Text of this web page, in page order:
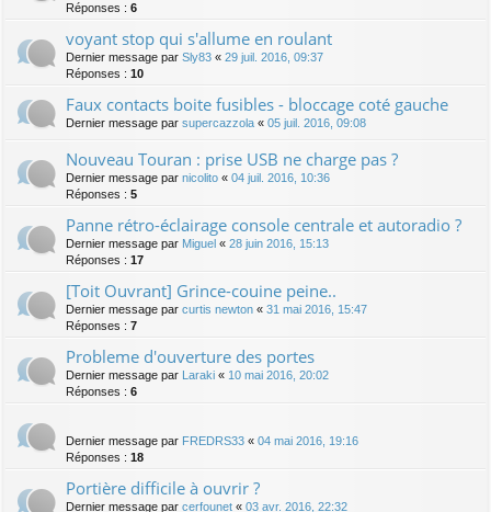
Réponses : 6
voyant stop qui s'allume en roulant
Dernier message par Sly83 « 29 juil. 2016, 09:37
Réponses : 10
Faux contacts boite fusibles - bloccage coté gauche
Dernier message par supercazzola « 05 juil. 2016, 09:08
Nouveau Touran : prise USB ne charge pas ?
Dernier message par nicolito « 04 juil. 2016, 10:36
Réponses : 5
Panne rétro-éclairage console centrale et autoradio ?
Dernier message par Miguel « 28 juin 2016, 15:13
Réponses : 17
[Toit Ouvrant] Grince-couine peine..
Dernier message par curtis newton « 31 mai 2016, 15:47
Réponses : 7
Probleme d'ouverture des portes
Dernier message par Laraki « 10 mai 2016, 20:02
Réponses : 6
Dernier message par FREDRS33 « 04 mai 2016, 19:16
Réponses : 18
Portière difficile à ouvrir ?
Dernier message par cerfounet « 03 avr. 2016, 22:32